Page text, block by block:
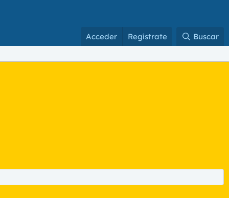
Acceder Regístrate Buscar